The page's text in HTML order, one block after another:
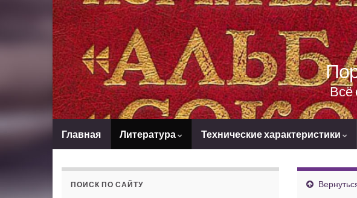
Всё
Главная Литература Технические характеристики
ПОИСК ПО САЙТУ